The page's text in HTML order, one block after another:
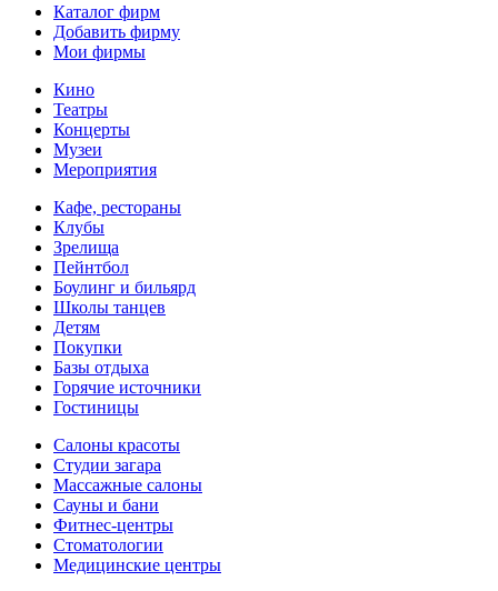
Каталог фирм
Добавить фирму
Мои фирмы
Кино
Театры
Концерты
Музеи
Мероприятия
Кафе, рестораны
Клубы
Зрелища
Пейнтбол
Боулинг и бильярд
Школы танцев
Детям
Покупки
Базы отдыха
Горячие источники
Гостиницы
Салоны красоты
Студии загара
Массажные салоны
Сауны и бани
Фитнес-центры
Стоматологии
Медицинские центры